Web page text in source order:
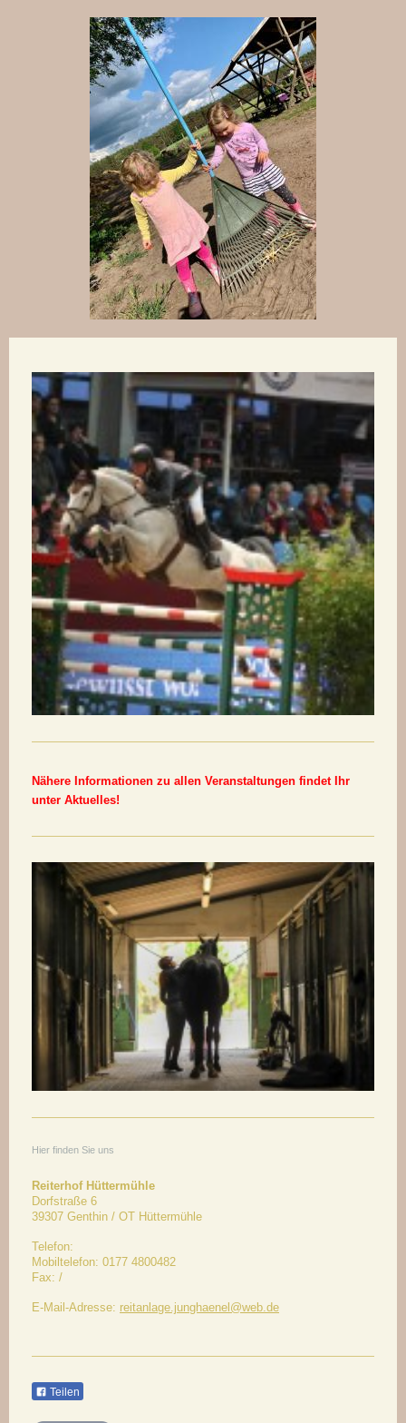
Nähere Informationen zu allen Veranstaltungen findet Ihr
unter Aktuelles!
Hier finden Sie uns
Reiterhof Hüttermühle
Dorfstraße 6
39307 Genthin / OT Hüttermühle
Telefon:
Mobiltelefon: 0177 4800482
Fax: /
E-Mail-Adresse: reitanlage.junghaenel@web.de
Teilen